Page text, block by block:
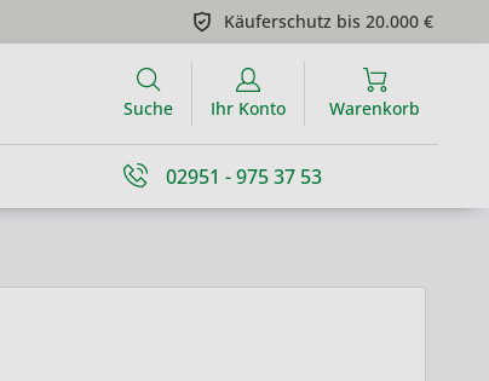
Käuferschutz bis 20.000 €
02951 - 975 37 53
Suche Ihr Konto Warenkorb